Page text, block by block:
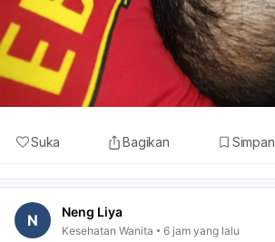
Suka Bagikan Simpan
N Neng Liya
Kesehatan Wanita 6 jam yang lalu